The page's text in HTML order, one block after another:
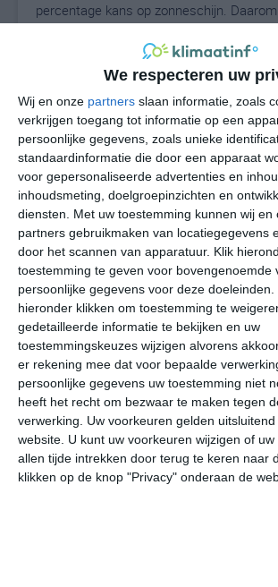
We respecteren uw
Wij en onze partners slaan informatie, zoals
verkrijgen toegang tot informatie op een
persoonlijke gegevens, zoals unieke
standaardinformatie die door een apparaat
voor gepersonaliseerde advertenties en
inhoudsmeting, doelgroepinzichten en
diensten.
Met uw toestemming kunnen wij en
partners gebruikmaken van locatiegegevens
door het scannen van apparatuur. Klik
toestemming te geven voor bovengenoemde
persoonlijke gegevens voor deze doeleinden.
hieronder klikken om toestemming te
gedetailleerde informatie te bekijken en uw
toestemmingskeuzes wijzigen alvorens
er rekening mee dat voor bepaalde
persoonlijke gegevens uw toestemming niet
heeft het recht om bezwaar te maken tegen
verwerking. Uw voorkeuren gelden
website. U kunt uw voorkeuren wijzigen of
allen tijde intrekken door terug te keren naar
klikken op de knop "Privacy" onderaan de
percentage kans op zonneschijn.
20°C
za
27° 12°
zo
30° 19°
ma
29° 19°
21°C 25°C 26°C
11:00 14:00 17:00
11:00 14:00 17:00